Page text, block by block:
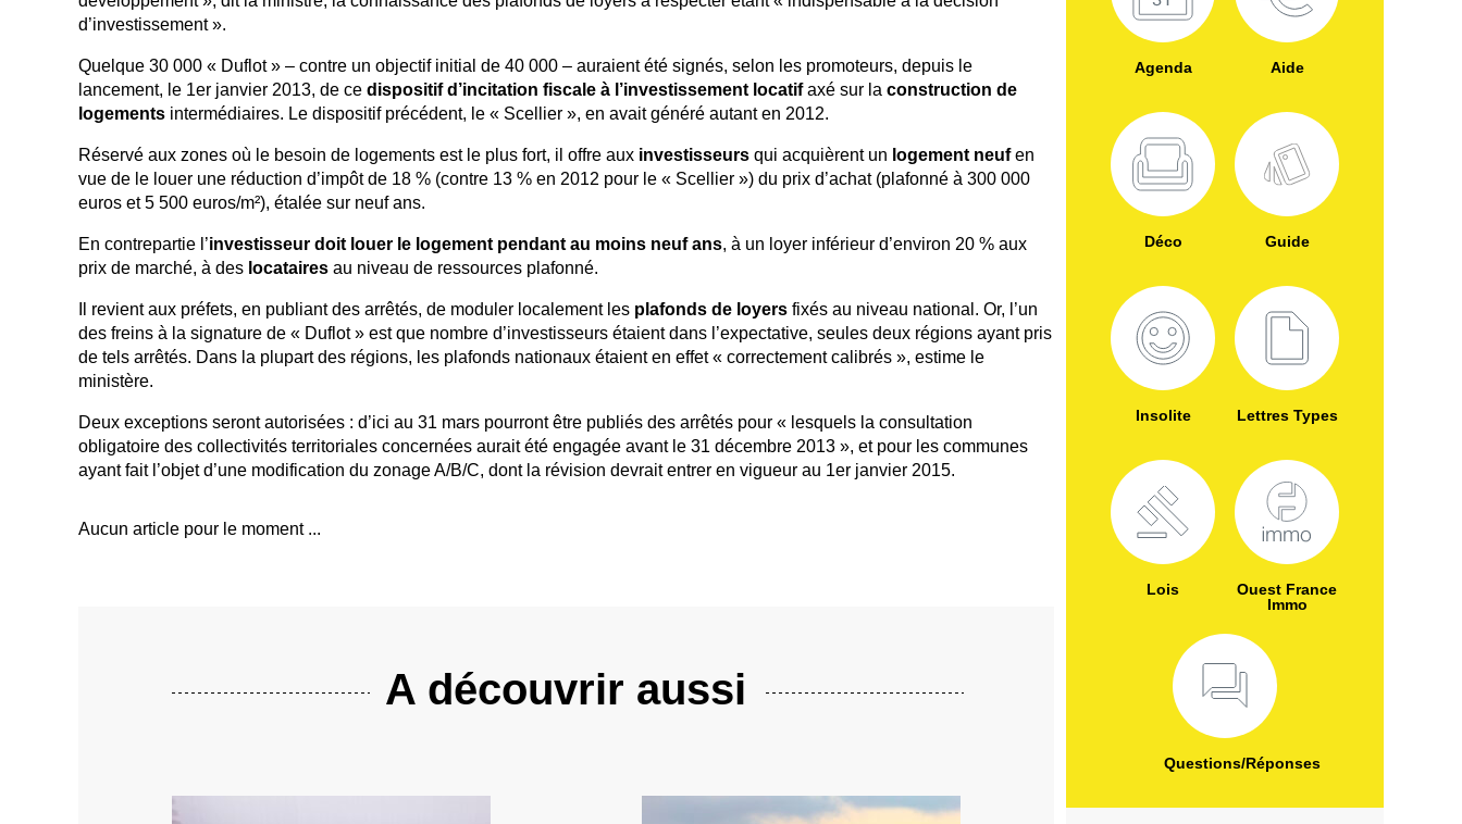
d’investissement ».
Quelque 30 000 « Duflot » – contre un objectif initial de 40 000 – auraient été signés, selon les promoteurs, depuis le
lancement, le 1er janvier 2013, de ce dispositif d’incitation fiscale à l’investissement locatifaxé sur la construction de
logements intermédiaires. Le dispositif précédent, le « Scellier », en avait généré autant en 2012.
Réservé aux zones où le besoin de logements est le plus fort, il offre aux investisseurs qui acquièrent un logement neufen
vue de le louer une réduction d’impôt de 18 % (contre 13 % en 2012 pour le « Scellier ») du prix d’achat (plafonné à 300 000
euros et 5 500 euros/m²), étalée sur neuf ans.
En contrepartie l’investisseur doit louer le logement pendant au moins neuf ans, à un loyer inférieur d’environ 20 % aux
prix de marché, à des locataires au niveau de ressources plafonné.
Il revient aux préfets, en publiant des arrêtés, de moduler localement les plafonds de loyers fixés au niveau national. Or, l’un
des freins à la signature de « Duflot » est que nombre d’investisseurs étaient dans l’expectative, seules deux régions ayant pris
de tels arrêtés. Dans la plupart des régions, les plafonds nationaux étaient en effet « correctement calibrés », estime le
ministère.
Deux exceptions seront autorisées : d’ici au 31 mars pourront être publiés des arrêtés pour « lesquels la consultation
obligatoire des collectivités territoriales concernées aurait été engagée avant le 31 décembre 2013 », et pour les communes
ayant fait l’objet d’une modification du zonage A/B/C, dont la révision devrait entrer en vigueur au 1er janvier 2015.
Aucun article pour le moment ...
A découvrir aussi
Agenda Aide
Déco Guide
Insolite Lettres Types
Lois
Ouest France
Immo
Questions/Réponses